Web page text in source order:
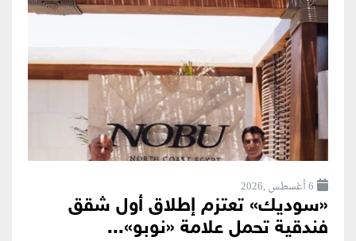
6 أغسطس ,2026
«سوديك» تعتزم إطلاق أول شقق
فندقية تحمل علامة «نوبو»...